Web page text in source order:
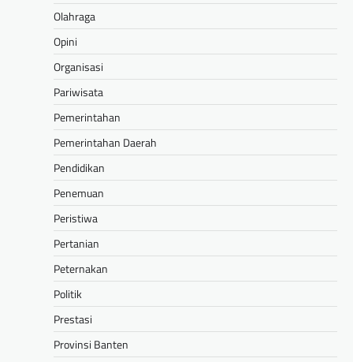
Olahraga
Opini
Organisasi
Pariwisata
Pemerintahan
Pemerintahan Daerah
Pendidikan
Penemuan
Peristiwa
Pertanian
Peternakan
Politik
Prestasi
Provinsi Banten